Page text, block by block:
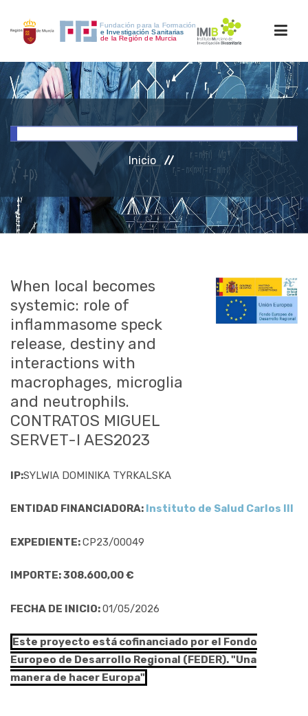
INICIO
INVESTIGACIÓN
RRHH
ACCESO PERSONAL
Inicio
When local becomes
systemic: role of
inflammasome speck
release, destiny and
interactions with
macrophages, microglia
and neutrophils.
CONTRATOS MIGUEL
SERVET-I AES2023
IP:SYLWIA DOMINIKA TYRKALSKA
ENTIDAD FINANCIADORA: Instituto de Salud Carlos III
EXPEDIENTE:CP23/00049
IMPORTE: 308.600,00 €
FECHA DE INICIO:01/05/2026
Este proyecto está cofinanciado por el Fondo
Europeo de Desarrollo Regional (FEDER). "Una
manera de hacer Europa"